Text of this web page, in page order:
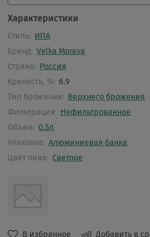
В избранное Добавить в
Характеристики
Стиль: ИПА
Бренд: Velka Morava
Страна: Россия
Крепость, %: 6.9
Тип брожения: Верхнего брожения
Фильтрация: Нефильтрованное
Объем: 0.5л
Упаковка: Алюминиевая банка
Цвет пива: Светлое